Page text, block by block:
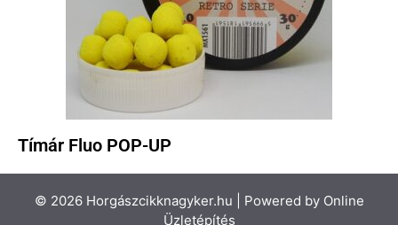
Tímár Fluo POP-UP
© 2026 Horgászcikknagyker.hu | Powered by Online
Üzletépítés